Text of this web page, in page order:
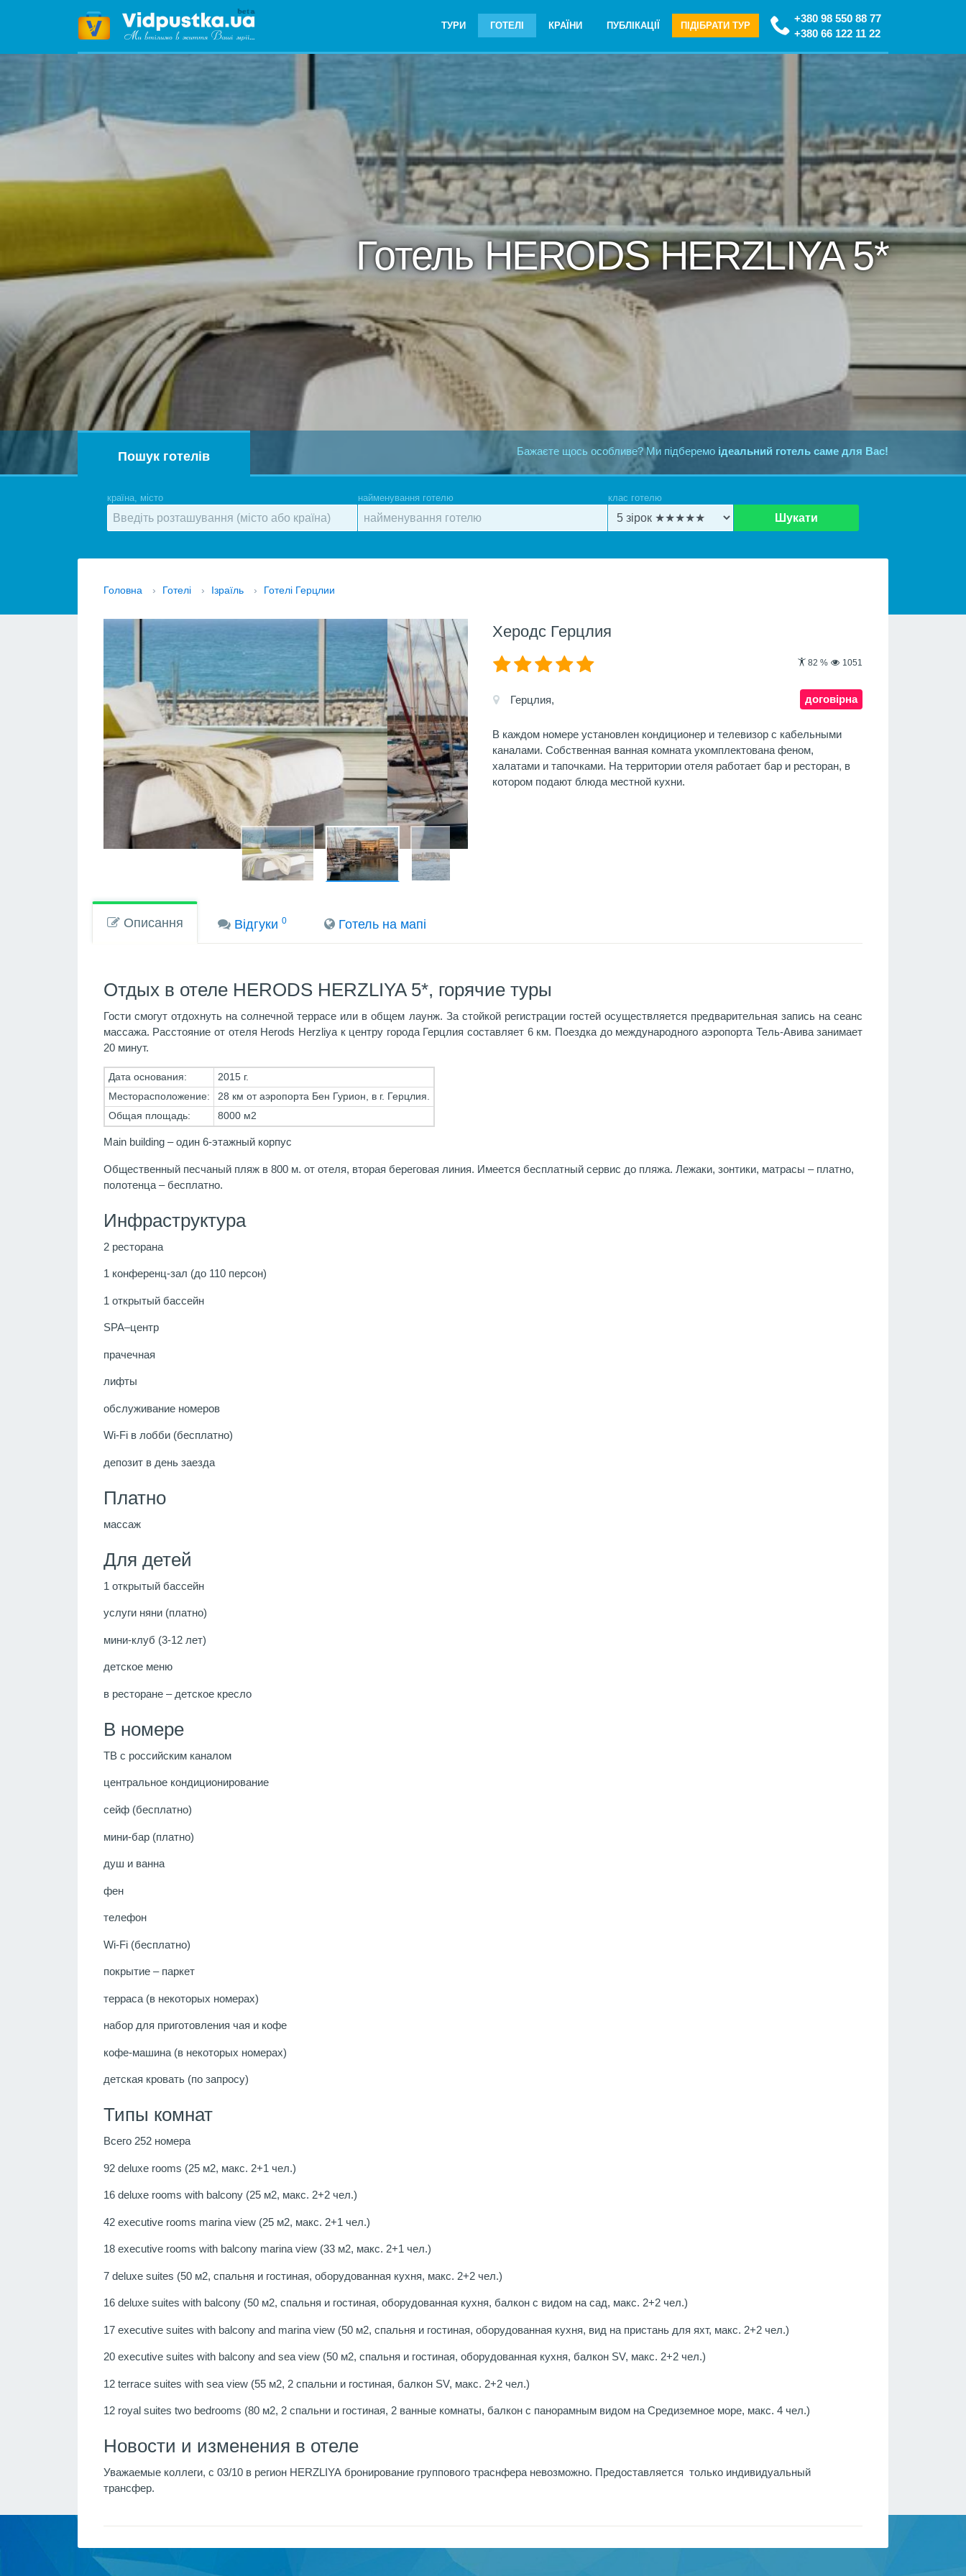
+380 98 550 88 77
+380 66 122 11 22
ТУРИ ГОТЕЛІ КРАЇНИ ПУБЛІКАЦІЇ ПІДІБРАТИ ТУР
Готель HERODS HERZLIYA 5*
Бажаєте щось особливе? Ми підберемо ідеальний готель саме для Вас!
Пошук готелів
країна, місто найменування готелю клас готелю
Шукати
Головна › Готелі › Ізраїль › Готелі Герцлии
Херодс Герцлия
82 % 1051
договірна
Герцлия,
В каждом номере установлен кондиционер и телевизор с кабельными
каналами. Собственная ванная комната укомплектована феном,
халатами и тапочками. На территории отеля работает бар и ресторан, в
котором подают блюда местной кухни.
Описання Вiдгуки0 Готель на мапi
Отдых в отеле HERODS HERZLIYA 5*, горячие туры
Гости смогут отдохнуть на солнечной террасе или в общем лаунж. За стойкой регистрации гостей осуществляется предварительная запись на сеанс
массажа. Расстояние от отеля Herods Herzliya к центру города Герцлия составляет 6 км. Поездка до международного аэропорта Тель-Авива занимает
20 минут.
Дата основания:
2015 г.
Месторасположение:
28 км от аэропорта Бен Гурион, в г. Герцлия.
Общая площадь:
8000 м2
Main building – один 6-этажный корпус
Общественный песчаный пляж в 800 м. от отеля, вторая береговая линия. Имеется бесплатный сервис до пляжа. Лежаки, зонтики, матрасы – платно,
полотенца – бесплатно.
Инфраструктура
2 ресторана
1 конференц-зал (до 110 персон)
1 открытый бассейн
SPA–центр
прачечная
лифты
обслуживание номеров
Wi-Fi в лобби (бесплатно)
депозит в день заезда
Платно
массаж
Для детей
1 открытый бассейн
услуги няни (платно)
мини-клуб (3-12 лет)
детское меню
в ресторане – детское кресло
В номере
ТВ с российским каналом
центральное кондиционирование
сейф (бесплатно)
мини-бар (платно)
душ и ванна
фен
телефон
Wi-Fi (бесплатно)
покрытие – паркет
терраса (в некоторых номерах)
набор для приготовления чая и кофе
кофе-машина (в некоторых номерах)
детская кровать (по запросу)
Типы комнат
Всего 252 номера
92 deluxe rooms (25 м2, макс. 2+1 чел.)
16 deluxe rooms with balcony (25 м2, макс. 2+2 чел.)
42 executive rooms marina view (25 м2, макс. 2+1 чел.)
18 executive rooms with balcony marina view (33 м2, макс. 2+1 чел.)
7 deluxe suites (50 м2, спальня и гостиная, оборудованная кухня, макс. 2+2 чел.)
16 deluxe suites with balcony (50 м2, спальня и гостиная, оборудованная кухня, балкон с видом на сад, макс. 2+2 чел.)
17 executive suites with balcony and marina view (50 м2, спальня и гостиная, оборудованная кухня, вид на пристань для яхт, макс. 2+2 чел.)
20 executive suites with balcony and sea view (50 м2, спальня и гостиная, оборудованная кухня, балкон SV, макс. 2+2 чел.)
12 terrace suites with sea view (55 м2, 2 спальни и гостиная, балкон SV, макс. 2+2 чел.)
12 royal suites two bedrooms (80 м2, 2 спальни и гостиная, 2 ванные комнаты, балкон с панорамным видом на Средиземное море, макс. 4 чел.)
Новости и изменения в отеле
Уважаемые коллеги, с 03/10 в регион HERZLIYA бронирование группового траснфера невозможно. Предоставляется только индивидуальный
трансфер.